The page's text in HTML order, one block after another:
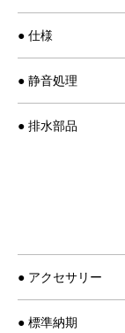
● 仕様
● 静音処理
● 排水部品
● アクセサリー
● 標準納期